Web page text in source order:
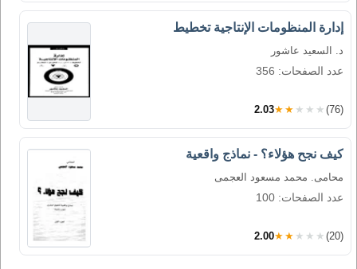
إدارة المنظومات الإنتاجية تخطيط
د. السعيد عاشور
عدد الصفحات: 356
2.03★★★★★ (76)
كيف نجح هؤلاء؟ - نماذج واقعية
محامى. محمد مسعود العجمى
عدد الصفحات: 100
2.00★★★★★ (20)